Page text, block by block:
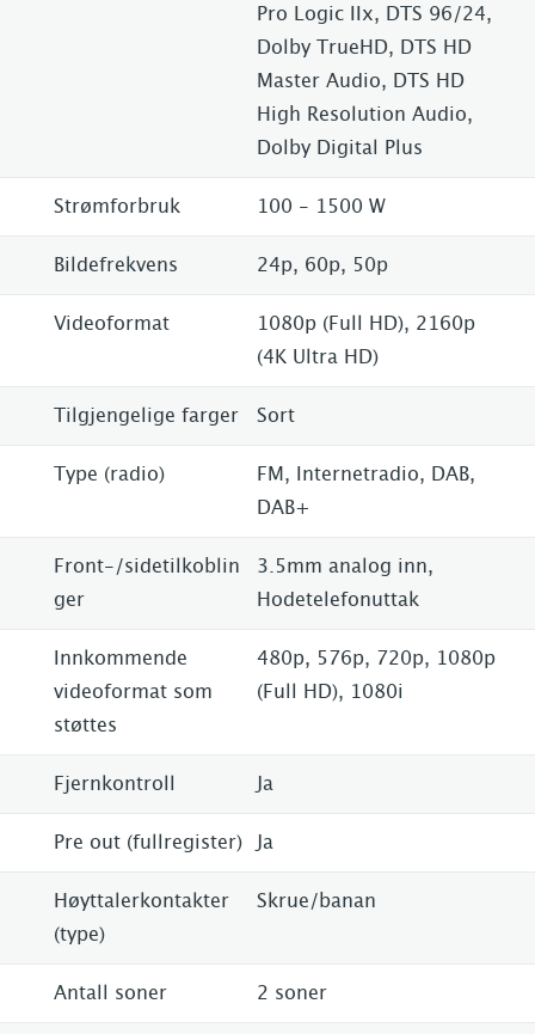
Pro Logic IIx, DTS 96/24,
Dolby TrueHD, DTS HD
Master Audio, DTS HD
High Resolution Audio,
Dolby Digital Plus
Strømforbruk 100 - 1500 W
Bildefrekvens 24p, 60p, 50p
Videoformat
1080p (Full HD), 2160p
(4K Ultra HD)
Tilgjengelige farger Sort
Type (radio)
FM, Internetradio, DAB,
DAB+
Front-/sidetilkoblin
ger
3.5mm analog inn,
Hodetelefonuttak
Innkommende
videoformat som
støttes
480p, 576p, 720p, 1080p
(Full HD), 1080i
Fjernkontroll Ja
Pre out (fullregister) Ja
Høyttalerkontakter
(type)
Skrue/banan
Antall soner 2 soner